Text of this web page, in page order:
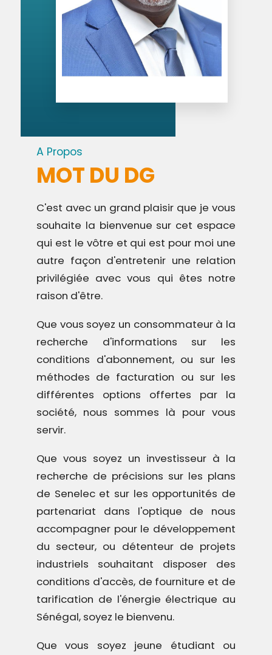
A Propos
MOT DU DG
C'est avec un grand plaisir que je vous
souhaite la bienvenue sur cet espace
qui est le vôtre et qui est pour moi une
autre façon d'entretenir une relation
privilégiée avec vous qui êtes notre
raison d'être.
Que vous soyez un consommateur à la
recherche d'informations sur les
conditions d'abonnement, ou sur les
méthodes de facturation ou sur les
différentes options offertes par la
société, nous sommes là pour vous
servir.
Que vous soyez un investisseur à la
recherche de précisions sur les plans
de Senelec et sur les opportunités de
partenariat dans l'optique de nous
accompagner pour le développement
du secteur, ou détenteur de projets
industriels souhaitant disposer des
conditions d'accès, de fourniture et de
tarification de l'énergie électrique au
Sénégal, soyez le bienvenu.
Que vous soyez jeune étudiant ou